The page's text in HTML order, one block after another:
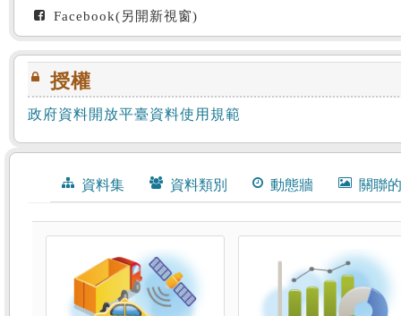
Facebook(另開新視窗)
授權
政府資料開放平臺資料使用規範
資料集 資料類別 動態牆 關聯的
資料類別